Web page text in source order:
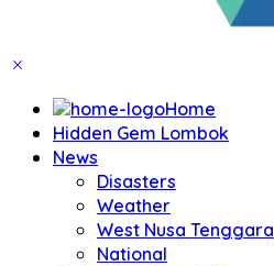
Home
Hidden Gem Lombok
News
Disasters
Weather
West Nusa Tenggara
National